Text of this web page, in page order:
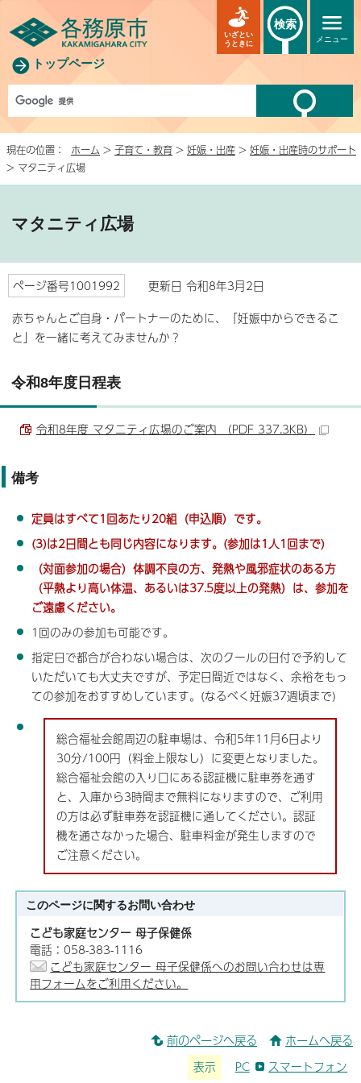
トップページ
メニュー
いざとい
うときに
検索
現在の位置： ホーム > 子育て・教育 > 妊娠・出産 > 妊娠・出産時のサポート
> マタニティ広場
マタニティ広場
ページ番号1001992
更新日 令和8年3月2日
赤ちゃんとご自身・パートナーのために、「妊娠中からできるこ
と」を一緒に考えてみませんか？
令和8年度日程表
令和8年度 マタニティ広場のご案内 （PDF 337.3KB）
備考
定員はすべて1回あたり20組（申込順）です。
(3)は2日間とも同じ内容になります。(参加は1人1回まで)
（対面参加の場合）体調不良の方、発熱や風邪症状のある方
（平熱より高い体温、あるいは37.5度以上の発熱）は、参加を
ご遠慮ください。
1回のみの参加も可能です。
指定日で都合が合わない場合は、次のクールの日付で予約して
いただいても大丈夫ですが、予定日間近ではなく、余裕をもっ
ての参加をおすすめしています。(なるべく妊娠37週頃まで)
総合福祉会館周辺の駐車場は、令和5年11月6日より
30分/100円（料金上限なし）に変更となりました。
総合福祉会館の入り口にある認証機に駐車券を通す
と、入庫から3時間まで無料になりますので、ご利用
の方は必ず駐車券を認証機に通してください。認証
機を通さなかった場合、駐車料金が発生しますので
ご注意ください。
このページに関するお問い合わせ
こども家庭センター 母子保健係
電話：058-383-1116
こども家庭センター 母子保健係へのお問い合わせは専
用フォームをご利用ください。
前のページへ戻る ホームへ戻る
表示 PC スマートフォン